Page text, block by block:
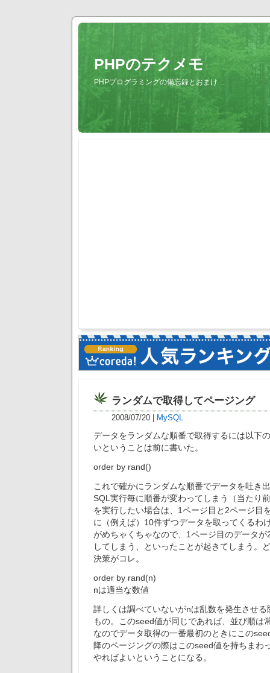
PHPのテクメモ
PHPプログラミングの備忘録とおまけ ...
ランダムで取得してページング
2008/07/20 MySQL
データをランダムな順番で取得するには以下
いということは前に書いた。
order by rand()
これで確かにランダムな順番でデータを吐き
SQL実行毎に順番が変わってしまう（当たり
を実行したい場合は、1ページ目と2ページ目
に（例えば）10件ずつデータを取ってくるわ
がめちゃくちゃなので、1ページ目のデータ
してしまう、といったことが起きてしまう。
決策がコレ。
order by rand(n)
nは適当な数値
詳しくは調べていないがnは乱数を発生させ
もの。このseed値が同じであれば、並び順は
なのでデータ取得の一番最初のときにこの
降のページングの際はこのseed値を持ちまわ
やればよいということになる。